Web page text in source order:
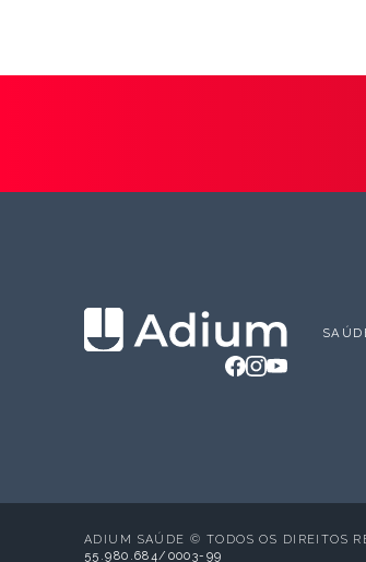
ADIUM SAÚDE © TODOS OS DIREITOS
55.980.684/0003-99